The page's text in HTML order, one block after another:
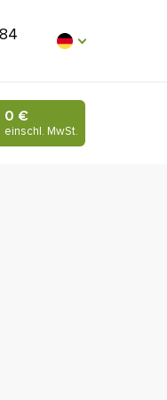
0 €
einschl. MwSt.